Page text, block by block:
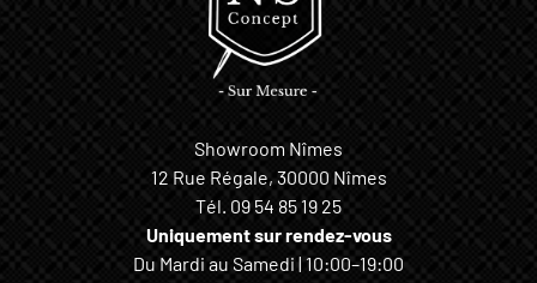
Showroom Nîmes
12 Rue Régale, 30000 Nîmes
Tél. 09 54 85 19 25
Uniquement sur rendez-vous
Du Mardi au Samedi | 10:00–19:00